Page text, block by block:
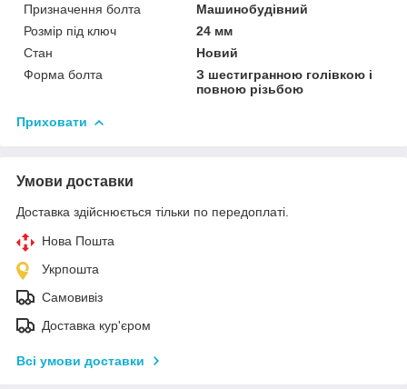
Призначення болта
Машинобудівний
Розмір під ключ
24 мм
Стан
Новий
Форма болта
З шестигранною голівкою і
повною різьбою
Приховати
Умови доставки
Доставка здійснюється тільки по передоплаті.
Нова Пошта
Укрпошта
Самовивіз
Доставка кур'єром
Всі умови доставки